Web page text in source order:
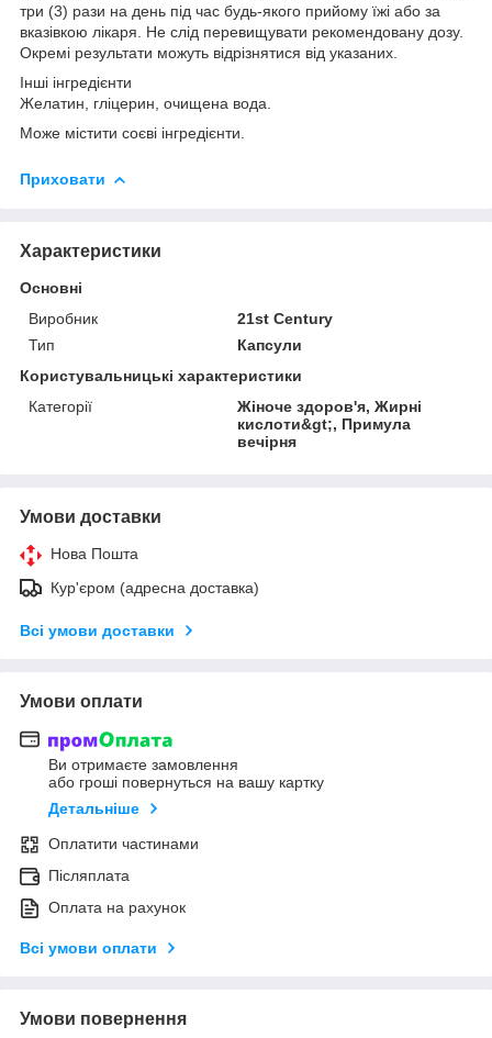
три (3) рази на день під час будь-якого прийому їжі або за
вказівкою лікаря. Не слід перевищувати рекомендовану дозу.
Окремі результати можуть відрізнятися від указаних.
Інші інгредієнти
Желатин, гліцерин, очищена вода.
Може містити соєві інгредієнти.
Приховати
Характеристики
Основні
Виробник
21st Century
Тип
Капсули
Користувальницькі характеристики
Категорії
Жіноче здоров'я, Жирні
кислоти&gt;, Примула
вечірня
Умови доставки
Нова Пошта
Кур'єром (адресна доставка)
Всі умови доставки
Умови оплати
Ви отримаєте замовлення
або гроші повернуться на вашу картку
Детальніше
Оплатити частинами
Післяплата
Оплата на рахунок
Всі умови оплати
Умови повернення